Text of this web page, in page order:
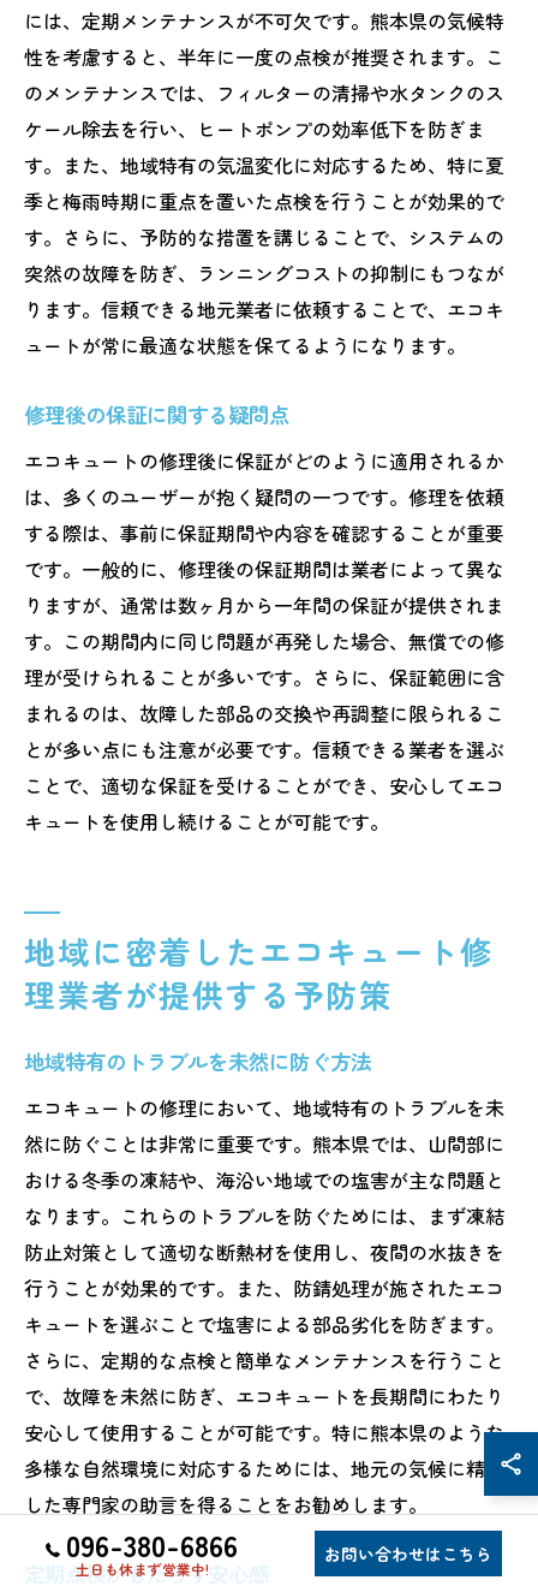
には、定期メンテナンスが不可欠です。熊本県の気候特
性を考慮すると、半年に一度の点検が推奨されます。こ
のメンテナンスでは、フィルターの清掃や水タンクのス
ケール除去を行い、ヒートポンプの効率低下を防ぎま
す。また、地域特有の気温変化に対応するため、特に夏
季と梅雨時期に重点を置いた点検を行うことが効果的で
す。さらに、予防的な措置を講じることで、システムの
突然の故障を防ぎ、ランニングコストの抑制にもつなが
ります。信頼できる地元業者に依頼することで、エコキ
ュートが常に最適な状態を保てるようになります。
修理後の保証に関する疑問点
エコキュートの修理後に保証がどのように適用されるか
は、多くのユーザーが抱く疑問の一つです。修理を依頼
する際は、事前に保証期間や内容を確認することが重要
です。一般的に、修理後の保証期間は業者によって異な
りますが、通常は数ヶ月から一年間の保証が提供されま
す。この期間内に同じ問題が再発した場合、無償での修
理が受けられることが多いです。さらに、保証範囲に含
まれるのは、故障した部品の交換や再調整に限られるこ
とが多い点にも注意が必要です。信頼できる業者を選ぶ
ことで、適切な保証を受けることができ、安心してエコ
キュートを使用し続けることが可能です。
地域に密着したエコキュート修
理業者が提供する予防策
地域特有のトラブルを未然に防ぐ方法
エコキュートの修理において、地域特有のトラブルを未
然に防ぐことは非常に重要です。熊本県では、山間部に
おける冬季の凍結や、海沿い地域での塩害が主な問題と
なります。これらのトラブルを防ぐためには、まず凍結
防止対策として適切な断熱材を使用し、夜間の水抜きを
行うことが効果的です。また、防錆処理が施されたエコ
キュートを選ぶことで塩害による部品劣化を防ぎます。
さらに、定期的な点検と簡単なメンテナンスを行うこと
で、故障を未然に防ぎ、エコキュートを長期間にわたり
安心して使用することが可能です。特に熊本県のような
多様な自然環境に対応するためには、地元の気候に精通
した専門家の助言を得ることをお勧めします。
定期点検がもたらす安心感
096-380-6866
土日も休まず営業中!
お問い合わせはこちら